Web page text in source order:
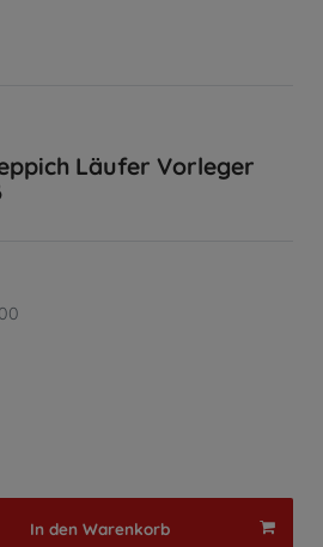
Läufer Vorleger
In den Warenkorb